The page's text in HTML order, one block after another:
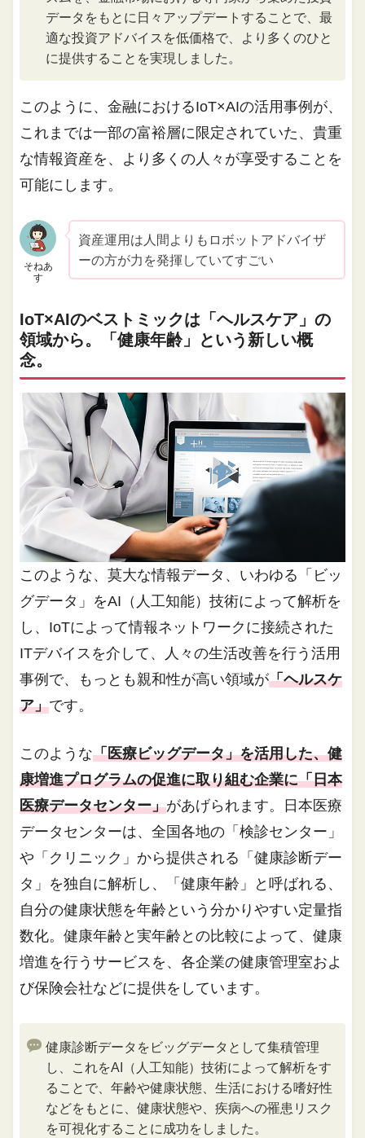
データをもとに日々アップデートすることで、最
適な投資アドバイスを低価格で、より多くのひと
に提供することを実現しました。
このように、金融におけるIoT×AIの活用事例が、
これまでは一部の富裕層に限定されていた、貴重
な情報資産を、より多くの人々が享受することを
可能にします。
そねあ
す
資産運用は人間よりもロボットアドバイザ
ーの方が力を発揮していてすごい
IoT×AIのベストミックは「ヘルスケア」の
領域から。「健康年齢」という新しい概
念。
このような、莫大な情報データ、いわゆる「ビッ
グデータ」をAI（人工知能）技術によって解析を
し、IoTによって情報ネットワークに接続された
ITデバイスを介して、人々の生活改善を行う活用
事例で、もっとも親和性が高い領域が「ヘルスケ
ア」です。
このような「医療ビッグデータ」を活用した、健
康増進プログラムの促進に取り組む企業に「日本
医療データセンター」があげられます。日本医療
データセンターは、全国各地の「検診センター」
や「クリニック」から提供される「健康診断デー
タ」を独自に解析し、「健康年齢」と呼ばれる、
自分の健康状態を年齢という分かりやすい定量指
数化。健康年齢と実年齢との比較によって、健康
増進を行うサービスを、各企業の健康管理室およ
び保険会社などに提供をしています。
健康診断データをビッグデータとして集積管理
し、これをAI（人工知能）技術によって解析をす
ることで、年齢や健康状態、生活における嗜好性
などをもとに、健康状態や、疾病への罹患リスク
を可視化することに成功をしました。